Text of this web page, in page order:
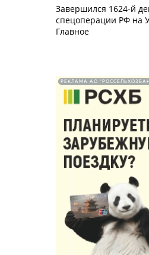
Завершился 1624-й
спецоперации РФ на
Главное
РЕКЛАМА АО